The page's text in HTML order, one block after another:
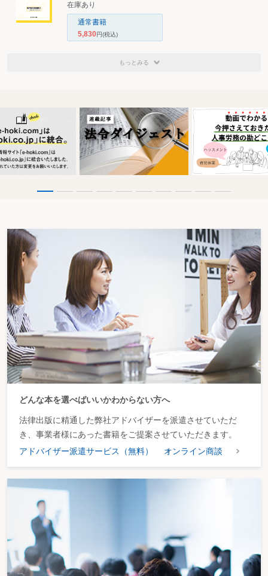
事業年度以後の欠損金額で特定資産譲渡等損失相当額に達するまでの金額の計
算について、特定資産譲渡等損失相当額の計算の基礎から除外される「帳簿価
額等が1,000万円未満の資産」（法令123の8③四）に該当するかどうかを判定
する時点が、支配関係があることとなった日の属する事業年度の開始の日であ
告書に添付した場合には、法人が保存することとされる明細書については、法
人税法施行規則別表16の書式と異なる書式によることができることが明確化さ
れた（法規32②ただし書）。仮決算による連結中間申告書についても同様とさ
れている（法規37の9②ただし書）。
また、適格分割等を行った場合の減価償却資産及び繰延資産の期中損金経理
額の損金算入に関する届出書のうち期中損金経理額及び償却限度額の明細を法
人税法施行規則別表16の書式により記載するときは、減価償却資産の種類ごと
>>税額控除関係
Ⅰ.エネルギー環境負荷低減推進設備等を取得した場合の特別償却又は法人税額
の特別控除（環境関連投資促進税制）
1.即時償却措置の導入
太陽光又は風力の利用に資する機械その他の減価償却
資産のうち、電気事業者による再生可能エネルギー電気の調達に関する特別措
置法（平成23年法律第108号）の認定発電設備に該当するもので一定の規模以
上のものについて、即時償却ができる措置が講じられた。
具体的には、平成24年7月1日から平成25年3月31日までの期間内にその製作
又は建設の後、事業の用に供されたことのない太陽光又は風力の利用に資する
機械その他の減価償却資産のうち、太陽光を電気に変換する認定発電設備に該
当するものでその出力が10キロワット以上である太陽光の利用に著しく資する
もの又は風力を電気に変換する認定発電設備に該当するものでその出力が
10,000キロワット以上である風力の利用に著しく資するものの取得等をして、
度額は、その取得価額から普通償却限度額を控除した金額に相当する金額とす
2.対象資産の見直し上記 1の改正に伴い、対象となる新エネルギー利用設備
等から太陽光発電設備及び風力発電設備が除外された（措法42の5①一ロ、措
令27の5②）。
Ⅱ.中小企業者等が機械等を取得した場合の特別償却又は法人税額の特別控除
（連結：中小連結法人が機械等を取得した場合の特別償却又は法人税額の特別
控除）（中小企業投資促進税制）
1.対象資産の追加
備品が追加された（措法42の6①一）。
この製品の品質管理の向上に資する工具、器具及び備品とは、測定工具及び
検査工具（電気又は電子を利用するものを含む。）並びに試験又は測定機器
で、一定の金額以上のものをいう（措令27の6③、措規20の3①一・四⑤）。
在庫あり
通常書籍
5,830円(税込)
もっとみる
どんな本を選べばいいかわからない方へ
法律出版に精通した弊社アドバイザーを派遣させていただ
き、事業者様にあった書籍をご提案させていただきます。
アドバイザー派遣サービス（無料）
オンライン商談